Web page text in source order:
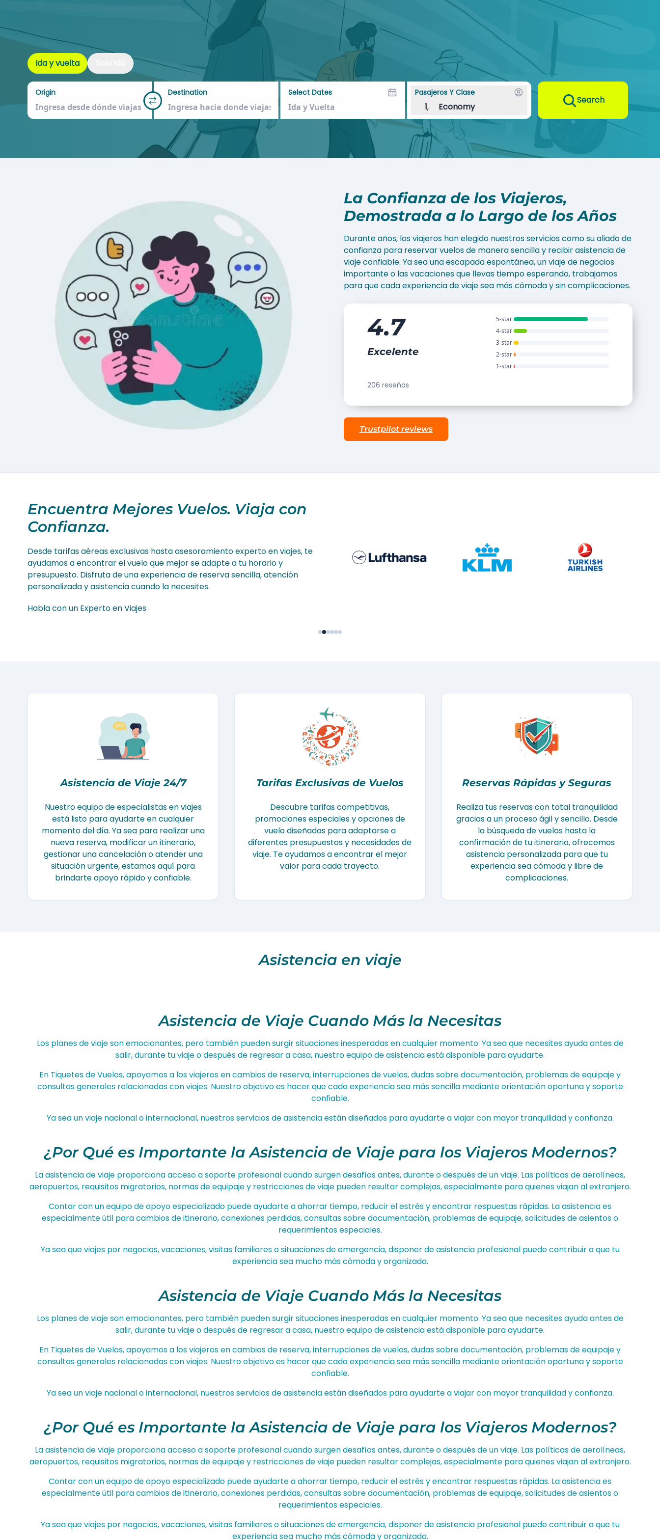
Ida y vuelta
Origin Destination Select Dates Pasajeros Y Clase
1, Economy
Search
La Confianza de los Viajeros,
Demostrada a lo Largo de los Años
Durante años, los viajeros han elegido nuestros servicios como su aliado de
confianza para reservar vuelos de manera sencilla y recibir asistencia de
viaje confiable. Ya sea una escapada espontánea, un viaje de negocios
importante o las vacaciones que llevas tiempo esperando, trabajamos
para que cada experiencia de viaje sea más cómoda y sin complicaciones.
4.7
Excelente
206 reseñas
5-star
4-star
3-star
2-star
1-star
Trustpilot reviews
Encuentra Mejores Vuelos. Viaja con
Confianza.
Desde tarifas aéreas exclusivas hasta asesoramiento experto en viajes, te
ayudamos a encontrar el vuelo que mejor se adapte a tu horario y
presupuesto. Disfruta de una experiencia de reserva sencilla, atención
personalizada y asistencia cuando la necesites.
Habla con un Experto en Viajes
Asistencia de Viaje 24/7
Nuestro equipo de especialistas en viajes
está listo para ayudarte en cualquier
momento del día. Ya sea para realizar una
nueva reserva, modificar un itinerario,
gestionar una cancelación o atender una
situación urgente, estamos aquí para
brindarte apoyo rápido y confiable.
Tarifas Exclusivas de Vuelos
Descubre tarifas competitivas,
promociones especiales y opciones de
vuelo diseñadas para adaptarse a
diferentes presupuestos y necesidades de
viaje. Te ayudamos a encontrar el mejor
valor para cada trayecto.
Reservas Rápidas y Seguras
Realiza tus reservas con total tranquilidad
gracias a un proceso ágil y sencillo. Desde
la búsqueda de vuelos hasta la
confirmación de tu itinerario, ofrecemos
asistencia personalizada para que tu
experiencia sea cómoda y libre de
complicaciones.
Asistencia en viaje
Asistencia de Viaje Cuando Más la Necesitas
Los planes de viaje son emocionantes, pero también pueden surgir situaciones inesperadas en cualquier momento. Ya sea que necesites ayuda antes de
salir, durante tu viaje o después de regresar a casa, nuestro equipo de asistencia está disponible para ayudarte.
En Tiquetes de Vuelos, apoyamos a los viajeros en cambios de reserva, interrupciones de vuelos, dudas sobre documentación, problemas de equipaje y
consultas generales relacionadas con viajes. Nuestro objetivo es hacer que cada experiencia sea más sencilla mediante orientación oportuna y soporte
confiable.
Ya sea un viaje nacional o internacional, nuestros servicios de asistencia están diseñados para ayudarte a viajar con mayor tranquilidad y confianza.
¿Por Qué es Importante la Asistencia de Viaje para los Viajeros Modernos?
La asistencia de viaje proporciona acceso a soporte profesional cuando surgen desafíos antes, durante o después de un viaje. Las políticas de aerolíneas,
aeropuertos, requisitos migratorios, normas de equipaje y restricciones de viaje pueden resultar complejas, especialmente para quienes viajan al extranjero.
Contar con un equipo de apoyo especializado puede ayudarte a ahorrar tiempo, reducir el estrés y encontrar respuestas rápidas. La asistencia es
especialmente útil para cambios de itinerario, conexiones perdidas, consultas sobre documentación, problemas de equipaje, solicitudes de asientos o
requerimientos especiales.
Ya sea que viajes por negocios, vacaciones, visitas familiares o situaciones de emergencia, disponer de asistencia profesional puede contribuir a que tu
experiencia sea mucho más cómoda y organizada.
Asistencia de Viaje Cuando Más la Necesitas
Los planes de viaje son emocionantes, pero también pueden surgir situaciones inesperadas en cualquier momento. Ya sea que necesites ayuda antes de
salir, durante tu viaje o después de regresar a casa, nuestro equipo de asistencia está disponible para ayudarte.
En Tiquetes de Vuelos, apoyamos a los viajeros en cambios de reserva, interrupciones de vuelos, dudas sobre documentación, problemas de equipaje y
consultas generales relacionadas con viajes. Nuestro objetivo es hacer que cada experiencia sea más sencilla mediante orientación oportuna y soporte
confiable.
Ya sea un viaje nacional o internacional, nuestros servicios de asistencia están diseñados para ayudarte a viajar con mayor tranquilidad y confianza.
¿Por Qué es Importante la Asistencia de Viaje para los Viajeros Modernos?
La asistencia de viaje proporciona acceso a soporte profesional cuando surgen desafíos antes, durante o después de un viaje. Las políticas de aerolíneas,
aeropuertos, requisitos migratorios, normas de equipaje y restricciones de viaje pueden resultar complejas, especialmente para quienes viajan al extranjero.
Contar con un equipo de apoyo especializado puede ayudarte a ahorrar tiempo, reducir el estrés y encontrar respuestas rápidas. La asistencia es
especialmente útil para cambios de itinerario, conexiones perdidas, consultas sobre documentación, problemas de equipaje, solicitudes de asientos o
requerimientos especiales.
Ya sea que viajes por negocios, vacaciones, visitas familiares o situaciones de emergencia, disponer de asistencia profesional puede contribuir a que tu
experiencia sea mucho más cómoda y organizada.